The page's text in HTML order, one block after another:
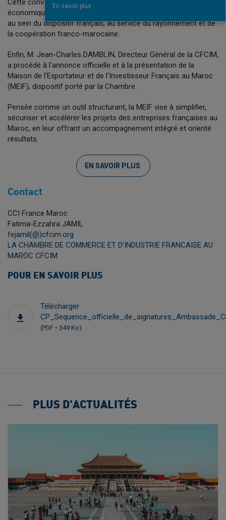
Cette convention traduit la complémentarité entre diplomatie
économique et diplomatie culturelle et renforce les synergies
au sein du dispositif français, au service du rayonnement et de
la coopération franco-marocaine.
Enfin, M. Jean-Charles DAMBLIN, Directeur Général de la CFCIM,
a procédé à l’annonce officielle et à la présentation de la
Maison de l’Exportateur et de l’Investisseur Français au Maroc
(MEIF), dispositif porté par la Chambre.
Pensée comme un outil structurant, la MEIF vise à simplifier,
sécuriser et accélérer les projets des entreprises françaises au
Maroc, en leur offrant un accompagnement intégré et orienté
résultats.
EN SAVOIR PLUS
Contact
CCI France Maroc
Fatima-Ezzahra JAMIL
fejamil(@)cfcim.org
LA CHAMBRE DE COMMERCE ET D'INDUSTRIE FRANCAISE AU
MAROC CFCIM
POUR EN SAVOIR PLUS
Télécharger
(PDF • 349 Ko)
PLUS D'ACTUALITÉS
En savoir plus